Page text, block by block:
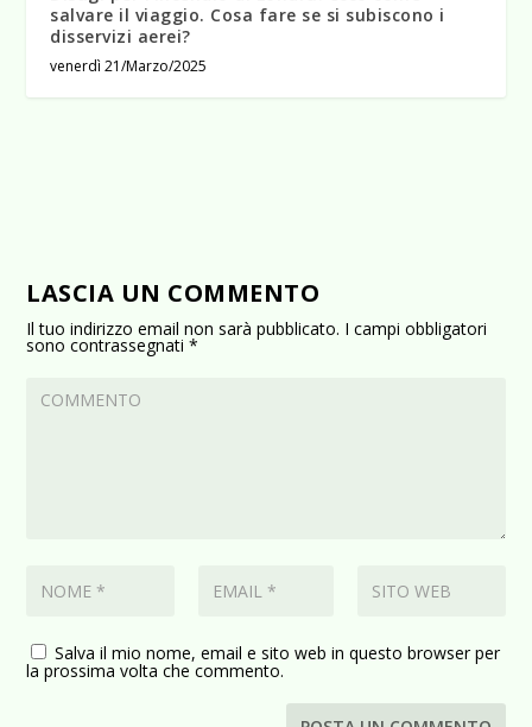
salvare il viaggio. Cosa fare se si subiscono i
disservizi aerei?
venerdì 21/Marzo/2025
LASCIA UN COMMENTO
Il tuo indirizzo email non sarà pubblicato. I campi obbligatori
sono contrassegnati*
Salva il mio nome, email e sito web in questo browser per
la prossima volta che commento.